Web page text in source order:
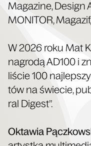
Maga­zi­ne, Design
MONITOR,
W 2026 roku Mat
nagro­dą AD100 i
liście 100
tów na świe­cie,
ral Digest”.
Okta­wia